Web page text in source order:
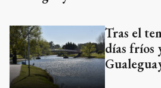
Tras el
días fríos